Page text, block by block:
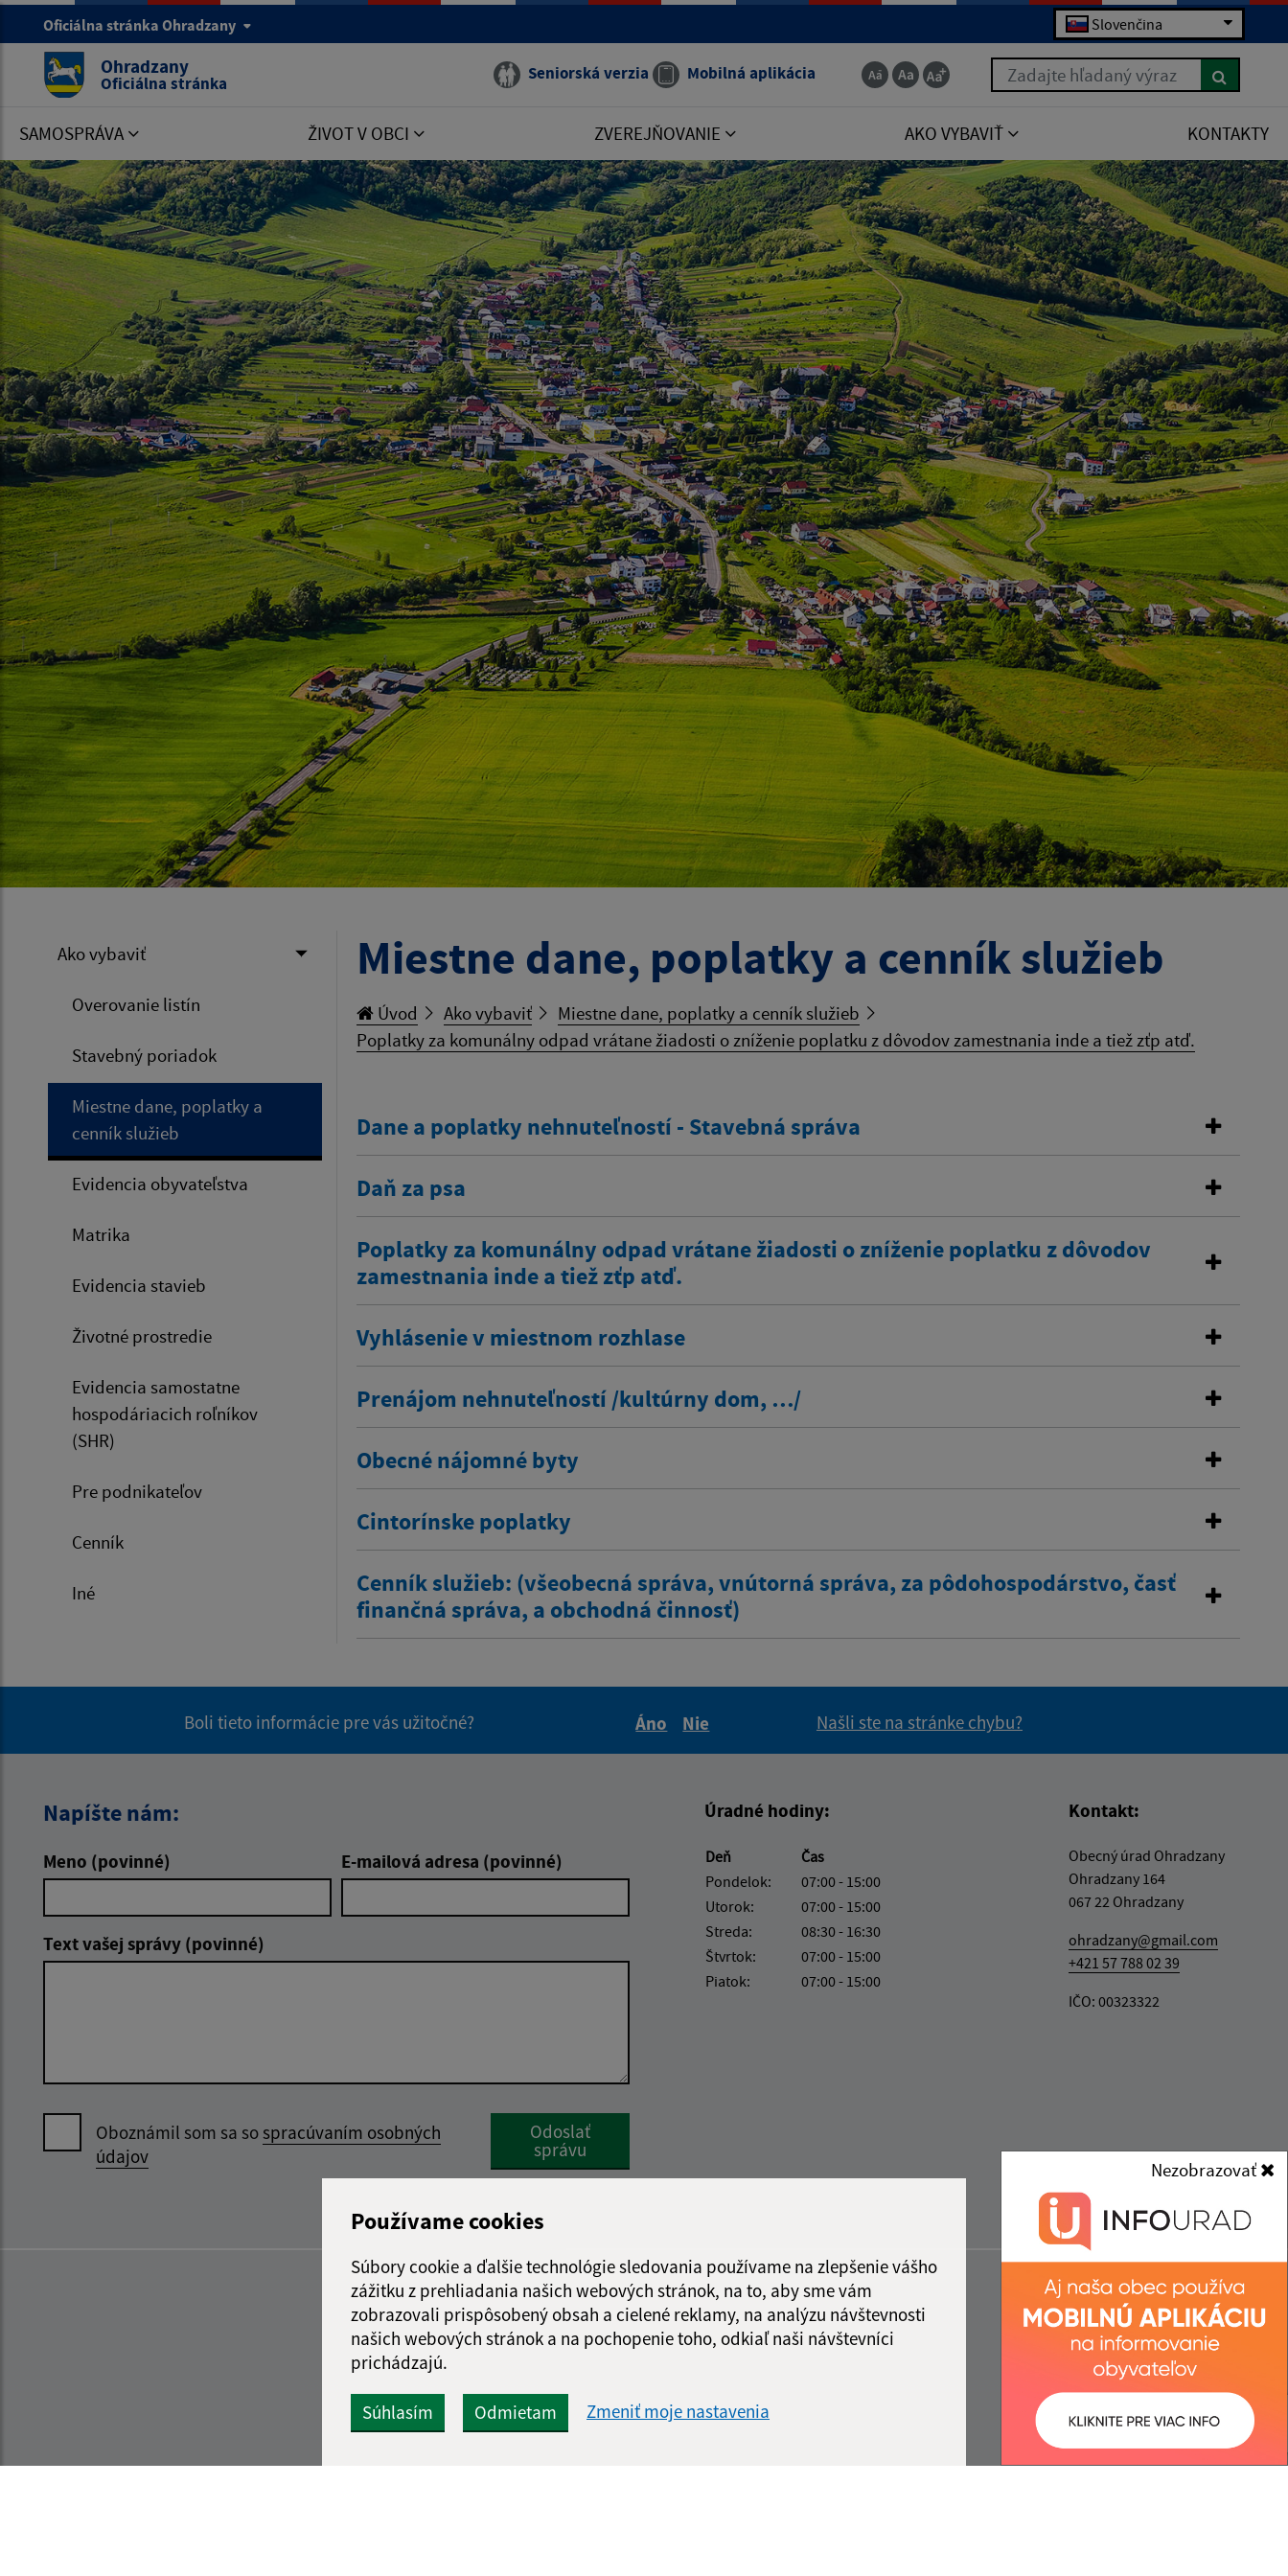
Používame cookies
Súbory cookie a ďalšie technológie sledovania používame na zlepšenie vášho
zážitku z prehliadania našich webových stránok, na to, aby sme vám
zobrazovali prispôsobený obsah a cielené reklamy, na analýzu návštevnosti
našich webových stránok a na pochopenie toho, odkiaľ naši návštevníci
prichádzajú.
Súhlasím Odmietam Zmeniť moje nastavenia
Nezobrazovať
Oficiálna stránka Ohradzany Slovenčina
Ohradzany
Oficiálna stránka Seniorská verzia Mobilná aplikácia Zadajte hľadaný výraz
SAMOSPRÁVA ŽIVOT V OBCI ZVEREJŇOVANIE AKO VYBAVIŤ KONTAKTY
Ako vybaviť
Overovanie listín
Stavebný poriadok
Miestne dane, poplatky a
cenník služieb
Evidencia obyvateľstva
Matrika
Evidencia stavieb
Životné prostredie
Evidencia samostatne
hospodáriacich roľníkov
(SHR)
Pre podnikateľov
Cenník
Iné
Miestne dane, poplatky a cenník služieb
Úvod Ako vybaviť
Miestne dane, poplatky a cenník služieb
Poplatky za komunálny odpad vrátane žiadosti o zníženie poplatku z dôvodov zamestnania inde a tiež zťp atď.
Dane a poplatky nehnuteľností - Stavebná správa
Daň za psa
Poplatky za komunálny odpad vrátane žiadosti o zníženie poplatku z dôvodov
zamestnania inde a tiež zťp atď.
Vyhlásenie v miestnom rozhlase
Prenájom nehnuteľností /kultúrny dom, …/
Obecné nájomné byty
Cintorínske poplatky
Cenník služieb: (všeobecná správa, vnútorná správa, za pôdohospodárstvo, časť
finančná správa, a obchodná činnosť)
Boli tieto informácie pre vás užitočné?
Áno
Nie
Našli ste na stránke chybu?
Napíšte nám:
Meno (povinné) E-mailová adresa (povinné)
Text vašej správy (povinné)
Oboznámil som sa sospracúvaním osobných
údajov
Google reCaptcha Response
Odoslať
správu
Úradné hodiny:
Deň
Čas
Pondelok:
07:00 - 15:00
Utorok:
07:00 - 15:00
Streda:
08:30 - 16:30
Štvrtok:
07:00 - 15:00
Piatok:
07:00 - 15:00
Kontakt:
Obecný úrad Ohradzany
Ohradzany 164
067 22 Ohradzany
ohradzany@gmail.com
+421 57 788 02 39
IČO: 00323322